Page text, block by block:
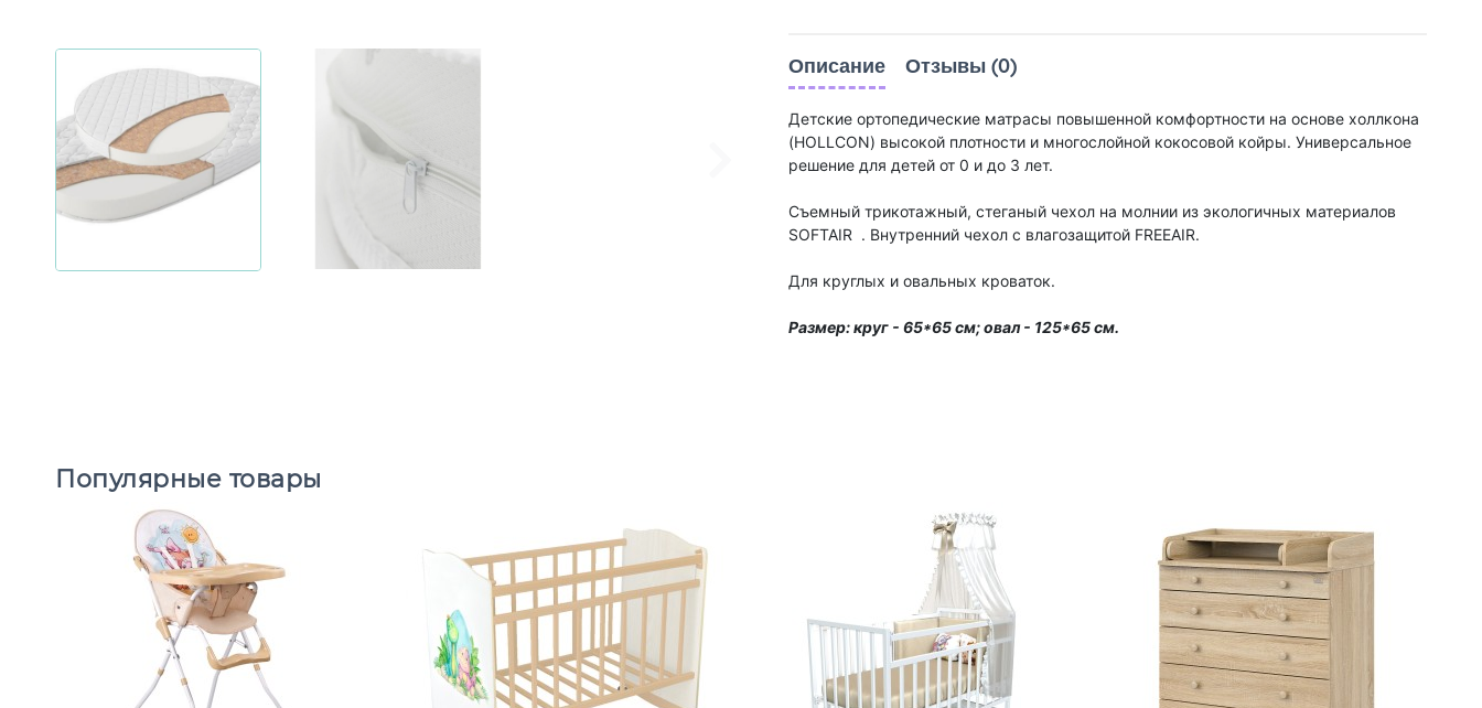
Описание Отзывы (0)
Детские ортопедические матрасы повышенной комфортности на основе холлкона
(HOLLCON) высокой плотности и многослойной кокосовой койры. Универсальное
решение для детей от 0 и до 3 лет.
Съемный трикотажный, стеганый чехол на молнии из экологичных материалов
SOFTAIR . Внутренний чехол с влагозащитой FREEAIR.
Для круглых и овальных кроваток.
Размер: круг - 65*65 см; овал - 125*65 см.
Популярные товары